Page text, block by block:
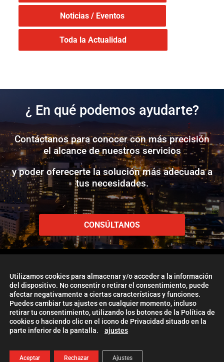
Noticias / Eventos
Toda la Actualidad
¿ En qué podemos ayudarte?
Contáctanos para conocer con más precisión
el alcance de nuestros servicios
y poder oferecerte la solución más adecuada a
tus necesidades.
CONSÚLTANOS
www.etlglobaladd.com
Copyright 2024 © ETL GLOBAL ADD
La Firma ETL Global|Política de Cookies
Utilizamos cookies para almacenar y/o acceder a la información
del dispositivo. No consentir o retirar el consentimiento, puede
afectar negativamente a ciertas características y funciones.
Puedes cambiar tus ajustes en cualquier momento, incluso
retirar tu consentimiento, utilizando los botones de la Política de
cookies o haciendo clic en el icono de Privacidad situado en la
parte inferior de la pantalla. ajustes
Aceptar Rechazar Ajustes